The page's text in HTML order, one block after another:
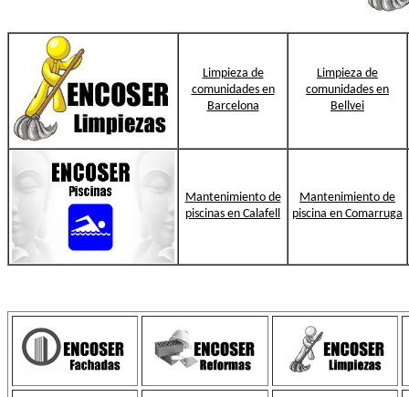
Limpieza de
comunidades en
Barcelona
Limpieza de
comunidades en
Bellvei
Mantenimiento de
piscinas en Calafell
Mantenimiento de
piscina en Comarruga